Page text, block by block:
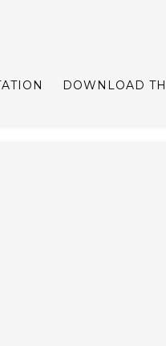
DOWNLOAD